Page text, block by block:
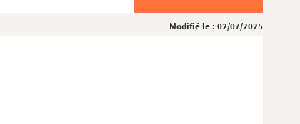
Modifié le : 02/07/2025